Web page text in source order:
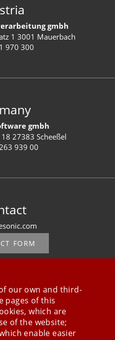
gmbh
1 3001 Mauerbach
970 300
gmbh
27383 Scheeßel
939 00
FORM
our own and third-
pages of this
which are
of the website;
enable easier